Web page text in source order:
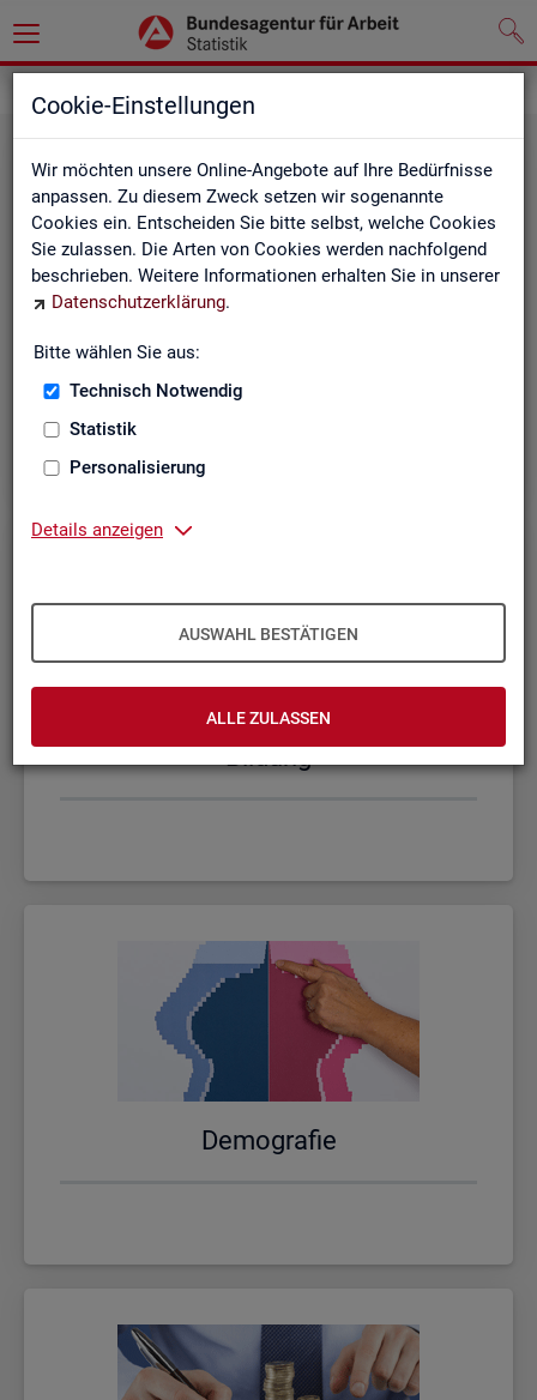
Cookie-Einstellungen
Wir möchten unsere Online-Angebote auf Ihre Bedürfnisse
anpassen. Zu diesem Zweck setzen wir sogenannte
Cookies ein. Entscheiden Sie bitte selbst, welche Cookies
Sie zulassen. Die Arten von Cookies werden nachfolgend
beschrieben. Weitere Informationen erhalten Sie in unserer
Datenschutzerklärung.
Bitte wählen Sie aus:
Technisch Notwendig
Statistik
Personalisierung
Details anzeigen
AUSWAHL BESTÄTIGEN
ALLE ZULASSEN
Bil­dung
De­mo­gra­fie